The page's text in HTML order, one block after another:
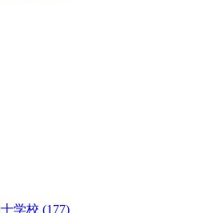
学校 (177)